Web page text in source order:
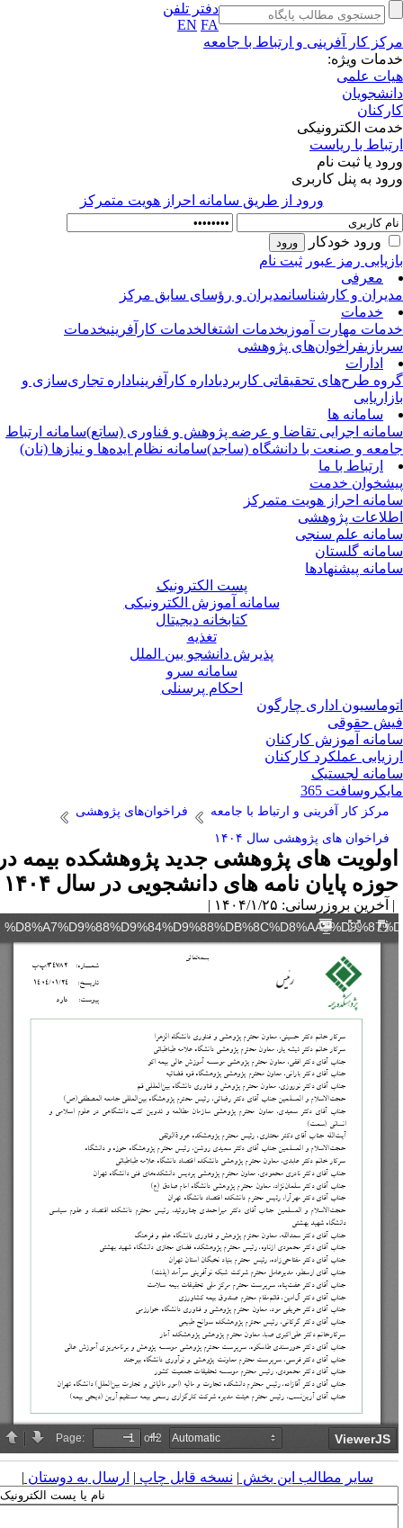
دفتر تلفن
EN FA
کار آفرینی و ارتباط با جامعه
ویژه:
علمی
الکترونیکی
با ریاست
یا ثبت نام
به پنل کاربری
ورود از طريق سامانه احراز هويت متمركز
ورود خودکار
رمز عبور ثبت نام
معرفی
و کارشناسانمدیران و رؤسای سابق مرکز
خدمات
مهارت آموزیخدمات اشتغالخدمات کارآفرینیخدمات
فراخوان‌های پژوهشی
ادارات
طرح‌های تحقیقاتی کاربردیاداره کارآفرینیاداره تجاری‌سازی و
سامانه ها
اجرایی تقاضا و عرضه پژوهش و فناوری (ساتع)سامانه ارتباط
و صنعت با دانشگاه (ساجد)سامانه نظام ایده‌ها و نیازها (نان)
ارتباط با ما
خدمت
احراز هویت متمرکز
پژوهشی
علم سنجی
گلستان
پیشنهادها
پست الکترونیک
سامانه آموزش الکترونیکی
کتابخانه دیجیتال
تغذیه
پذیرش دانشجو بین الملل
سامانه سرو
احکام پرسنلی
اداری چارگون
حقوقی
آموزش کارکنان
عملکرد کارکنان
لجستیک
365
مرکز کار آفرینی و ارتباط با جامعه
فراخوان‌های پژوهشی
فراخوان های پژوهشی سال ۱۴۰۴
های پژوهشی جدید پژوهشکده بیمه در
پایان نامه های دانشجویی در سال ۱۴۰۴
بروزرسانی: ۱۴۰۴/۱/۲۵ |
سایر مطالب این بخش | نسخه قابل چاپ| ارسال به دوستان|